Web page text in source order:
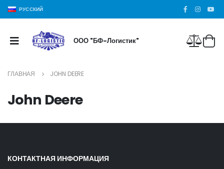
РУССКИЙ
ООО "БФ-Логистик"
ГЛАВНАЯ JOHN DEERE
John Deere
КОНТАКТНАЯ ИНФОРМАЦИЯ